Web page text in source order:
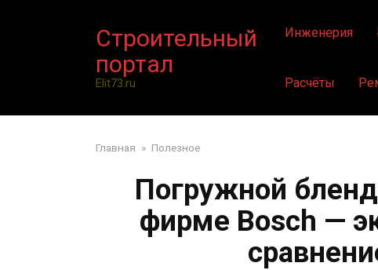
Строительный
портал
Elit73.ru
Инженерия
Расчёты
Главная » Полезное
Погружной
фирме Bosch —